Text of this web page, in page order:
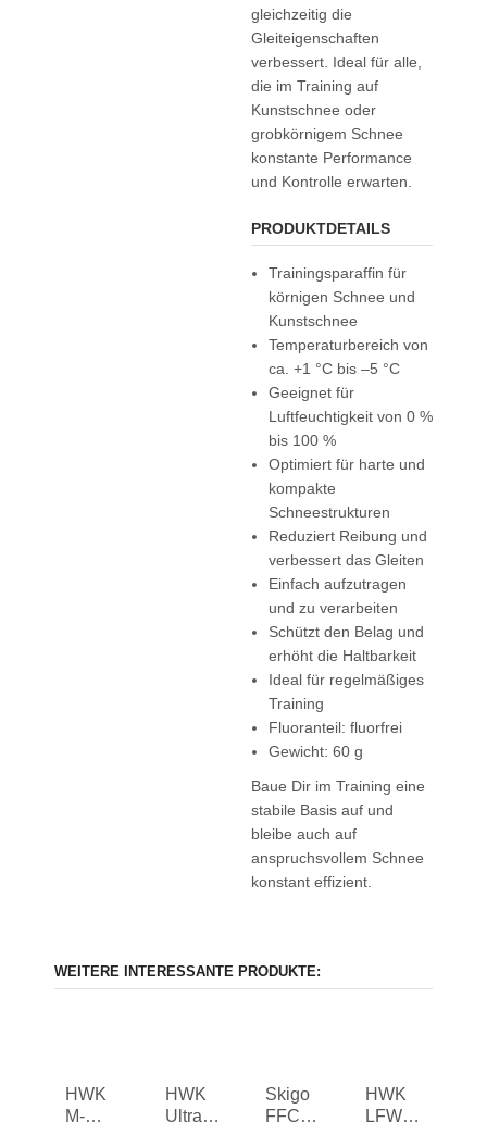
gleichzeitig die
Gleiteigenschaften
verbessert. Ideal für alle,
die im Training auf
Kunstschnee oder
grobkörnigem Schnee
konstante Performance
und Kontrolle erwarten.
PRODUKTDETAILS
Trainingsparaffin für
körnigen Schnee und
Kunstschnee
Temperaturbereich von
ca. +1 °C bis –5 °C
Geeignet für
Luftfeuchtigkeit von 0 %
bis 100 %
Optimiert für harte und
kompakte
Schneestrukturen
Reduziert Reibung und
verbessert das Gleiten
Einfach aufzutragen
und zu verarbeiten
Schützt den Belag und
erhöht die Haltbarkeit
Ideal für regelmäßiges
Training
Fluoranteil: fluorfrei
Gewicht: 60 g
Baue Dir im Training eine
stabile Basis auf und
bleibe auch auf
anspruchsvollem Schnee
konstant effizient.
WEITERE INTERESSANTE PRODUKTE:
HWK
M-
HWK
Ultra
Skigo
FFC
HWK
LFW2